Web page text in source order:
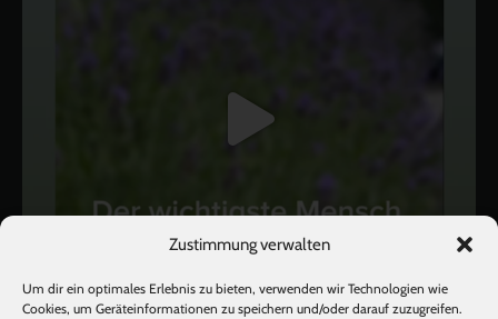
Zustimmung verwalten
Um dir ein optimales Erlebnis zu bieten, verwenden wir Technologien wie
Cookies, um Geräteinformationen zu speichern und/oder darauf zuzugreifen.